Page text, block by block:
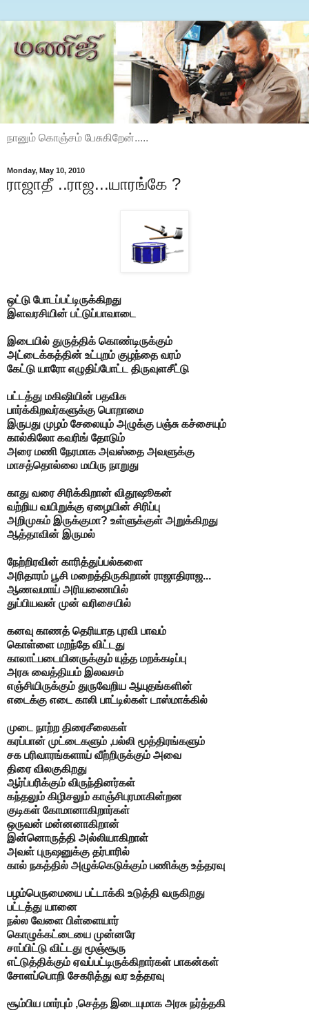
நானும் கொஞ்சம் பேசுகிறேன்.....
Monday, May 10, 2010
ராஜாதீ ..ராஜ...யாரங்கே ?
ஒட்டு போடப்பட்டிருக்கிறது
இளவரசியின் பட்டுப்பாவாடை
இடையில் துருத்திக் கொண்டிருக்கும்
அட்டைக்கத்தின் உட்புறம் குழந்தை வரம்
கேட்டு யாரோ எழுதிப்போட்ட திருவுளசீட்டு
பட்டத்து மகிஷியின் பதவிசு
பார்க்கிறவர்களுக்கு பொறாமை
இருபது முழம் சேலையும் அழுக்கு பஞ்சு கச்சையும்
கால்கிலோ கவரிங் தோடும்
அரை மணி நேரமாக அவஸ்தை அவளுக்கு
மாசத்தொல்லை மயிரு நாறுது
காது வரை சிரிக்கிறான் விதூஷூகன்
வற்றிய வயிறுக்கு ஏழையின் சிரிப்பு
அறிமுகம் இருக்குமா? உள்ளுக்குள் அறுக்கிறது
ஆத்தாவின் இருமல்
நேற்றிரவின் காரித்துப்பல்களை
அரிதாரம் பூசி மறைத்திருகிறான் ராஜாதிராஜ...
ஆணவமாய் அரியணையில்
துப்பியவன் முன் வரிசையில்
கனவு காணத் தெரியாத புரவி பாவம்
கொள்ளை மறந்தே விட்டது
காலாட்படையினருக்கும் யுத்த மறக்கடிப்பு
அரசு வைத்தியம் இலவசம்
எஞ்சியிருக்கும் துருவேறிய ஆயுதங்களின்
எடைக்கு எடை காலி பாட்டில்கள் டாஸ்மாக்கில்
முடை நாற்ற திரைசீலைகள்
கரப்பான் முட்டைகளும் ,பல்லி மூத்திரங்களும்
சக பரிவாரங்களாய் வீற்றிருக்கும் அவை
திரை விலகுகிறது
ஆர்ப்பரிக்கும் விருந்தினர்கள்
கந்தலும் கிழிசலும் காஞ்சிபுரமாகின்றன
குடிகள் கோமானாகிறார்கள்
ஒருவன் மன்னனாகிறான்
இன்னொருத்தி அல்லியாகிறாள்
அவள் புருஷனுக்கு தர்பாரில்
கால் நகத்தில் அழுக்கெடுக்கும் பணிக்கு உத்தரவு
பழம்பெருமையை பட்டாக்கி உடுத்தி வருகிறது
பட்டத்து யானை
நல்ல வேளை பிள்ளையார்
கொழுக்கட்டையை முன்னரே
சாப்பிட்டு விட்டது மூஞ்சூரு
எட்டுத்திக்கும் ஏவப்பட்டிருக்கிறார்கள் பாகன்கள்
சோளப்பொறி சேகரித்து வர உத்தரவு
சூம்பிய மார்பும் ,செத்த இடையுமாக அரசு நர்த்தகி